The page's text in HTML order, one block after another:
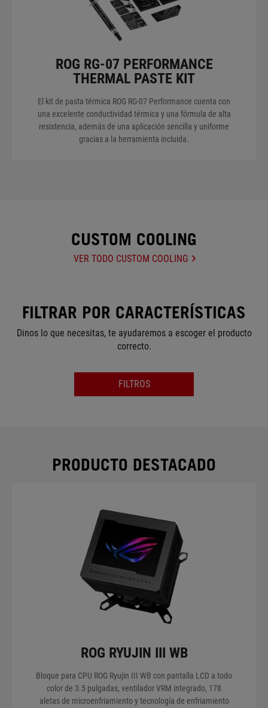
ROG RG-07 PERFORMANCE
THERMAL PASTE KIT
El kit de pasta térmica ROG RG-07 Performance cuenta con
una excelente conductividad térmica y una fórmula de alta
resistencia, además de una aplicación sencilla y uniforme
gracias a la herramienta incluida.
CUSTOM COOLING
VER TODO CUSTOM COOLING
FILTRAR POR CARACTERÍSTICAS
Dinos lo que necesitas, te ayudaremos a escoger el producto
correcto.
FILTROS
PRODUCTO DESTACADO
ROG RYUJIN III WB
Bloque para CPU ROG Ryujin III WB con pantalla LCD a todo
color de 3.5 pulgadas, ventilador VRM integrado, 178
aletas de microenfriamiento y tecnología de enfriamiento